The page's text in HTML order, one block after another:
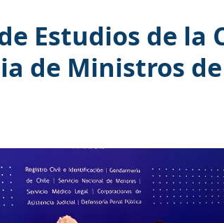
Estudios de la
de Ministros